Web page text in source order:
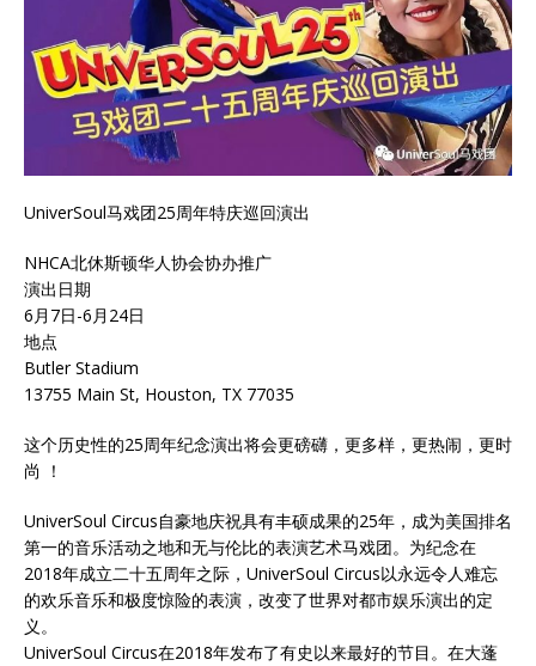
UniverSoul马戏团25周年特庆巡回演出
NHCA北休斯顿华人协会协办推广
演出日期
6月7日-6月24日
地点
Butler Stadium
13755 Main St, Houston, TX 77035
这个历史性的25周年纪念演出将会更磅礴，更多样，更热闹，更时
尚 ！
UniverSoul Circus自豪地庆祝具有丰硕成果的25年，成为美国排名
第一的音乐活动之地和无与伦比的表演艺术马戏团。为纪念在
2018年成立二十五周年之际，UniverSoul Circus以永远令人难忘
的欢乐音乐和极度惊险的表演，改变了世界对都市娱乐演出的定
义。
UniverSoul Circus在2018年发布了有史以来最好的节目。在大蓬